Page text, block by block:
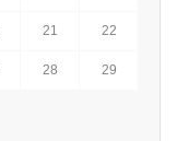
21 22
28 29